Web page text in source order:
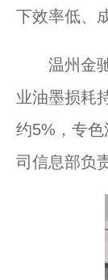
下效率低、
温州金驰
业油墨损耗
约5%，专
司信息部负